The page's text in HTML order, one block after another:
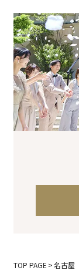
TOP PAGE 名古屋